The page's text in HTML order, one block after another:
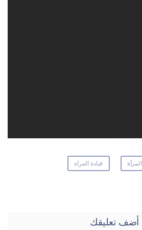
المرأة قيادة المراة
أضف تعليقك